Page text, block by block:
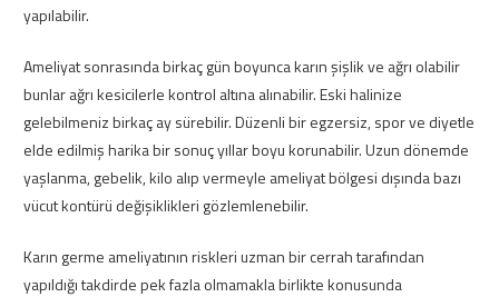
yapılabilir.
Ameliyat sonrasında birkaç gün boyunca karın şişlik ve ağrı olabilir
bunlar ağrı kesicilerle kontrol altına alınabilir. Eski halinize
gelebilmeniz birkaç ay sürebilir. Düzenli bir egzersiz, spor ve diyetle
elde edilmiş harika bir sonuç yıllar boyu korunabilir. Uzun dönemde
yaşlanma, gebelik, kilo alıp vermeyle ameliyat bölgesi dışında bazı
vücut kontürü değişiklikleri gözlemlenebilir.
Karın germe ameliyatının riskleri uzman bir cerrah tarafından
yapıldığı takdirde pek fazla olmamakla birlikte konusunda